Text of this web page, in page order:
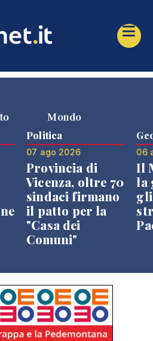
Mondo
Politica
07 ago 2026
Provincia di
Vicenza, oltre 70
sindaci firmano
il patto per la
"Casa dei
Comuni"
06
Il
la